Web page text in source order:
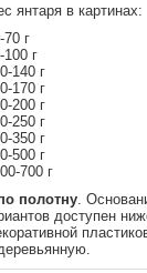
янтаря в картинах:
г
г
140 г
170 г
200 г
250 г
350 г
500 г
700 г
полотну .
доступен